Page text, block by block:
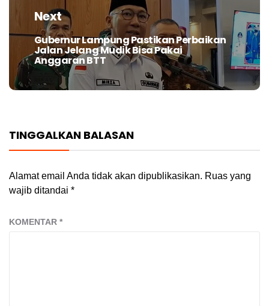
Next
Next
post:
Gubernur Lampung Pastikan Perbaikan
Jalan Jelang Mudik Bisa Pakai
Anggaran BTT
TINGGALKAN BALASAN
Alamat email Anda tidak akan dipublikasikan. Ruas yang
wajib ditandai *
KOMENTAR *